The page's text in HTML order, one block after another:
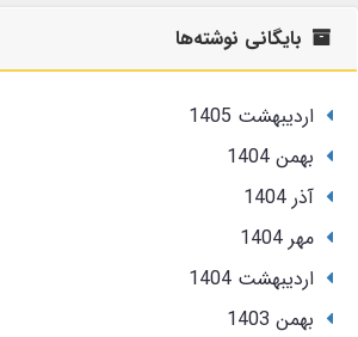
بایگانی نوشته‌ها
ارديبهشت 1405
بهمن 1404
آذر 1404
مهر 1404
ارديبهشت 1404
بهمن 1403